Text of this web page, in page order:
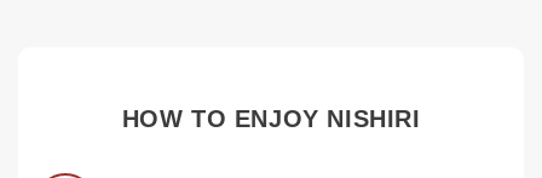
HOW TO ENJOY NISHIRI